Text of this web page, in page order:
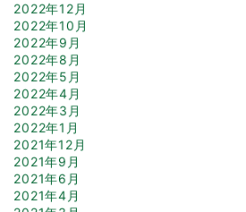
2022年12月
2022年10月
2022年9月
2022年8月
2022年5月
2022年4月
2022年3月
2022年1月
2021年12月
2021年9月
2021年6月
2021年4月